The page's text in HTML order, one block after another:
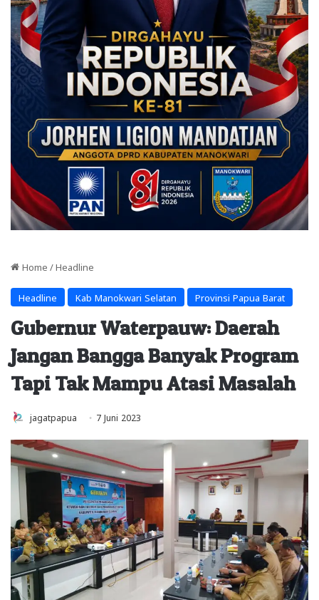
Home / Headline
Headline Kab Manokwari Selatan Provinsi Papua Barat
Gubernur Waterpauw: Daerah
Jangan Bangga Banyak Program
Tapi Tak Mampu Atasi Masalah
jagatpapua 7 Juni 2023